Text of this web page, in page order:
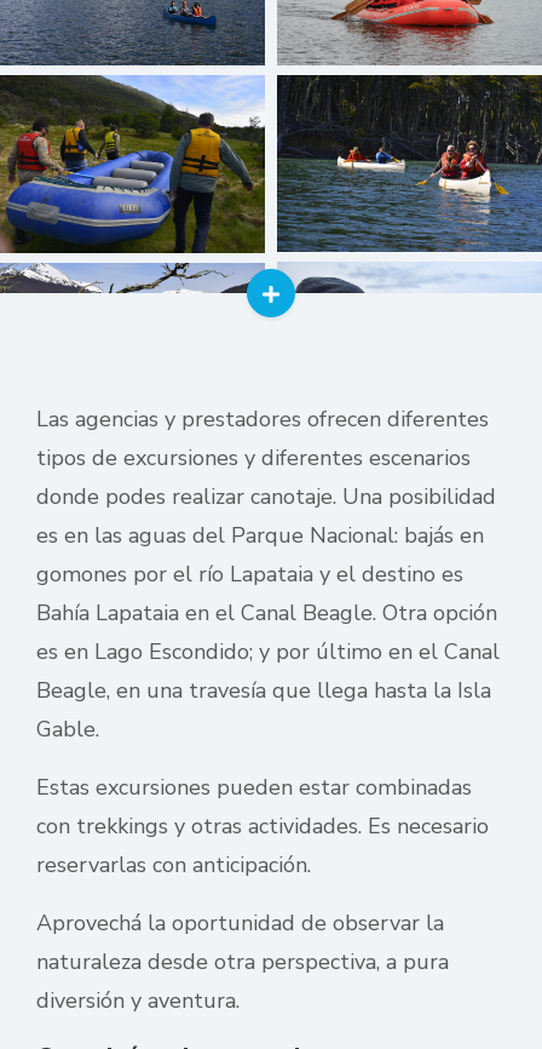
Las agencias y prestadores ofrecen diferentes
tipos de excursiones y diferentes escenarios
donde podes realizar canotaje. Una posibilidad
es en las aguas del Parque Nacional: bajás en
gomones por el río Lapataia y el destino es
Bahía Lapataia en el Canal Beagle. Otra opción
es en Lago Escondido; y por último en el Canal
Beagle, en una travesía que llega hasta la Isla
Gable.
Estas excursiones pueden estar combinadas
con trekkings y otras actividades. Es necesario
reservarlas con anticipación.
Aprovechá la oportunidad de observar la
naturaleza desde otra perspectiva, a pura
diversión y aventura.